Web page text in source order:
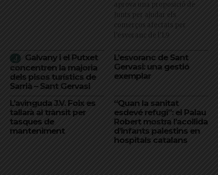
aprova una proposició de
Junts per ajudar els
comerços afectats per
l'esvoranc de l'L9
Galvany i el Putxet
concentren la majoria
dels pisos turístics de
Sarrià – Sant Gervasi
L’esvoranc de Sant
Gervasi: una gestió
exemplar
L’avinguda J.V. Foix es
tallarà al trànsit per
tasques de
manteniment
“Quan la sanitat
esdevé refugi”: el Palau
Robert mostra l’acollida
d’infants palestins en
hospitals catalans